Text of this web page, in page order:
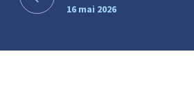
16 mai 2026